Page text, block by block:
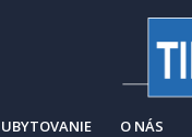
UBYTOVANIE O NÁS